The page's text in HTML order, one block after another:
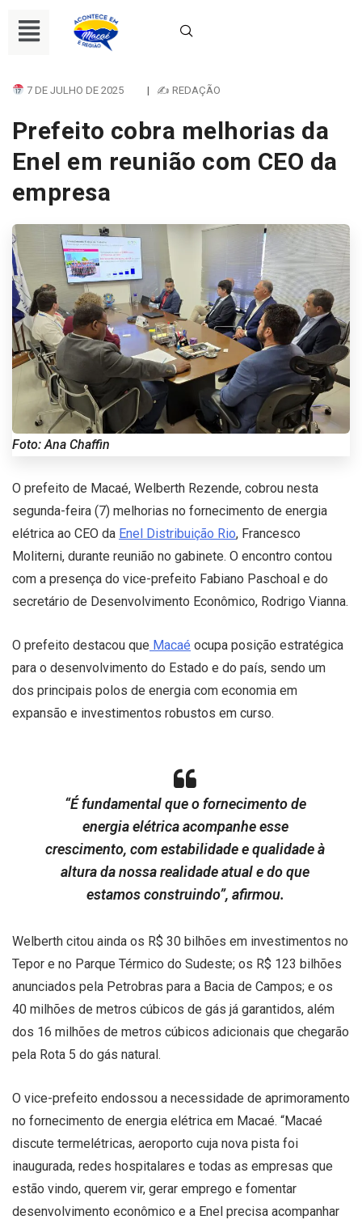
7 DE JULHO DE 2025 | ✍ REDAÇÃO
Prefeito cobra melhorias da
Enel em reunião com CEO da
empresa
Foto: Ana Chaffin
O prefeito de Macaé, Welberth Rezende, cobrou nesta
segunda-feira (7) melhorias no fornecimento de energia
elétrica ao CEO da Enel Distribuição Rio, Francesco
Moliterni, durante reunião no gabinete. O encontro contou
com a presença do vice-prefeito Fabiano Paschoal e do
secretário de Desenvolvimento Econômico, Rodrigo Vianna.
O prefeito destacou que Macaé ocupa posição estratégica
para o desenvolvimento do Estado e do país, sendo um
dos principais polos de energia com economia em
expansão e investimentos robustos em curso.
“É fundamental que o fornecimento de
energia elétrica acompanhe esse
crescimento, com estabilidade e qualidade à
altura da nossa realidade atual e do que
estamos construindo”, afirmou.
Welberth citou ainda os R$ 30 bilhões em investimentos no
Tepor e no Parque Térmico do Sudeste; os R$ 123 bilhões
anunciados pela Petrobras para a Bacia de Campos; e os
40 milhões de metros cúbicos de gás já garantidos, além
dos 16 milhões de metros cúbicos adicionais que chegarão
pela Rota 5 do gás natural.
O vice-prefeito endossou a necessidade de aprimoramento
no fornecimento de energia elétrica em Macaé. “Macaé
discute termelétricas, aeroporto cuja nova pista foi
inaugurada, redes hospitalares e todas as empresas que
estão vindo, querem vir, gerar emprego e fomentar
desenvolvimento econômico e a Enel precisa acompanhar